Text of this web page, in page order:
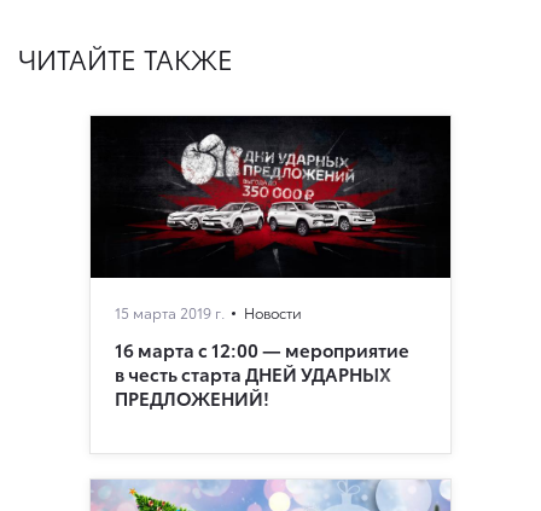
ЧИТАЙТЕ ТАКЖЕ
15 марта 2019 г. Новости
16 марта с 12:00 — мероприятие
в честь старта ДНЕЙ УДАРНЫХ
ПРЕДЛОЖЕНИЙ!